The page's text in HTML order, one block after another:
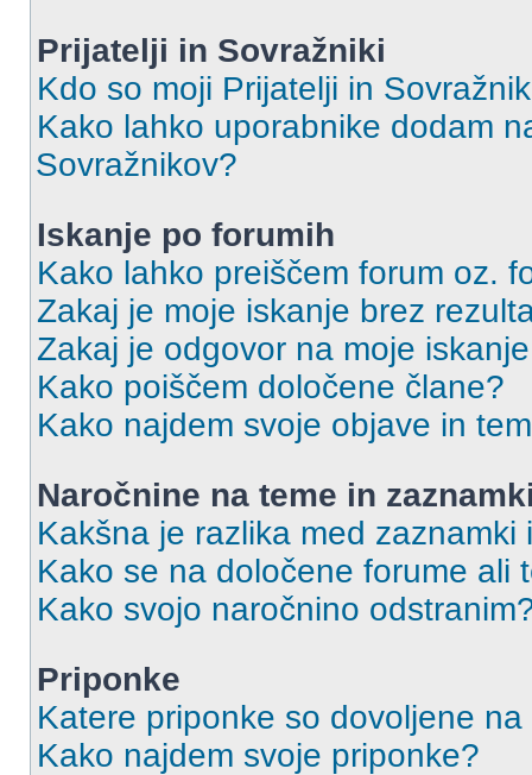
Prijatelji in Sovražniki
Kdo so moji Prijatelji in
Kako lahko uporabnike dodam
Sovražnikov?
Iskanje po forumih
Kako lahko preiščem forum oz.
Zakaj je moje iskanje brez
Zakaj je odgovor na moje
Kako poiščem določene člane?
Kako najdem svoje objave in
Naročnine na teme in
Kakšna je razlika med
Kako se na določene forume ali
Kako svojo naročnino
Priponke
Katere priponke so dovoljene
Kako najdem svoje priponke?